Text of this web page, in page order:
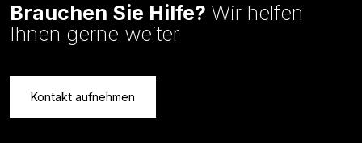
Brauchen Sie Hilfe? Wir helfen
Ihnen gerne weiter
Kontakt aufnehmen